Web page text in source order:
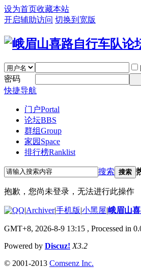
设为首页收藏本站
开启辅助访问 切换到宽版
密码
快捷导航
门户Portal
论坛BBS
群组Group
家园 Space
排行榜Ranklist
搜索 搜索
抱歉，您尚未登录，无法进行此操作
|Archiver|手机版|小黑屋|峨眉山
GMT+8, 2026-8-9 13:15 , Processed in
Powered by Discuz! X3.2
© 2001-2013 Comsenz Inc.